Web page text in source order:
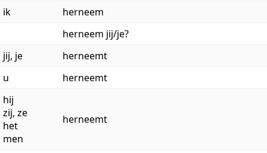
ik
herneem
herneem jij/je?
jij, je
herneemt
u
herneemt
hij
zij, ze
het
men
herneemt